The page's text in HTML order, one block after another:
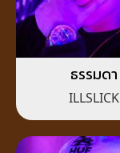
ธรรมดา
ILLSLICK